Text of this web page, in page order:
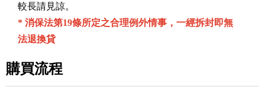
較長請見諒。
* 消保法第19條所定之合理例外情事，一經拆封即無
法退換貸
購買流程